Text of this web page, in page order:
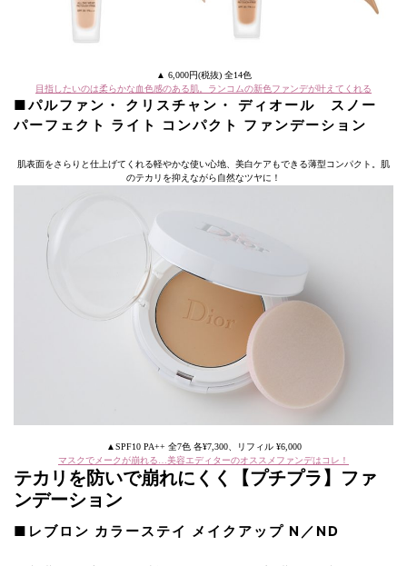
▲ 6,000円(税抜) 全14色
目指したいのは柔らかな血色感のある肌。ランコムの新色ファンデが叶えてくれる
■パルファン・ クリスチャン・ ディオール スノー
パーフェクト ライト コンパクト ファンデーション
肌表面をさらりと仕上げてくれる軽やかな使い心地、美白ケアもできる薄型コンパクト。肌
のテカリを抑えながら自然なツヤに！
▲SPF10 PA++ 全7色 各¥7,300、リフィル ¥6,000
マスクでメークが崩れる…美容エディターのオススメファンデはコレ！
テカリを防いで崩れにくく【プチプラ】ファ
ンデーション
■レブロン カラーステイ メイクアップ N／ND